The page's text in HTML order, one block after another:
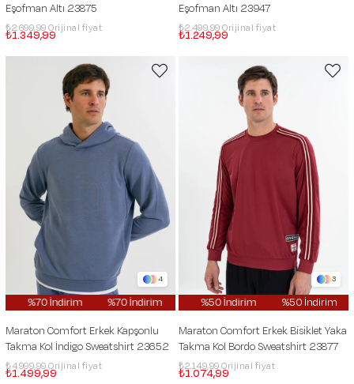
Eşofman Altı 23875
₺1.349,99
₺2.699,99
Eşofman Altı 23947
₺1.249,99
₺2.499,99
4
%70 İndirim %70 İndirim %70 İndirim %70 İndirim
Maraton Comfort Erkek Kapşonlu
Takma Kol İndigo Sweatshirt 23652
₺1.499,99
₺4.999,99
3
%50 İndirim %50 İndirim
%50 İndirim
Maraton Comfort Erkek Bisiklet Yaka
Takma Kol Bordo Sweatshirt 23877
₺1.074,99
₺2.149,99